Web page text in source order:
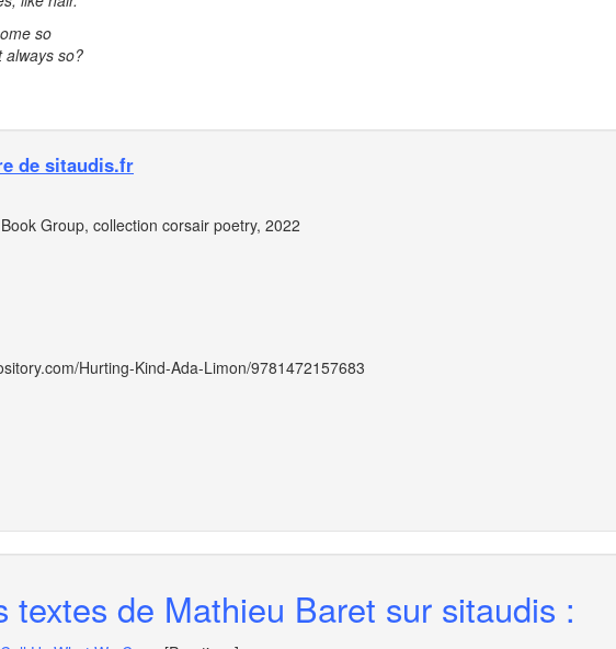
so
always so?
de sitaudis.fr
Group, collection corsair poetry, 2022
Hurting-Kind-Ada-Limon/9781472157683
textes de Mathieu Baret sur sitaudis :